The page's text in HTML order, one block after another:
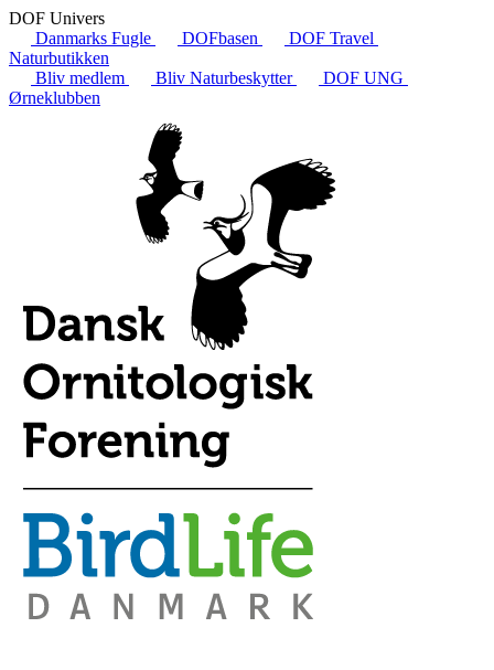
DOF Univers
Danmarks Fugle
DOFbasen
DOF Travel
Naturbutikken
Bliv medlem
Bliv Naturbeskytter
DOF UNG
Ørneklubben